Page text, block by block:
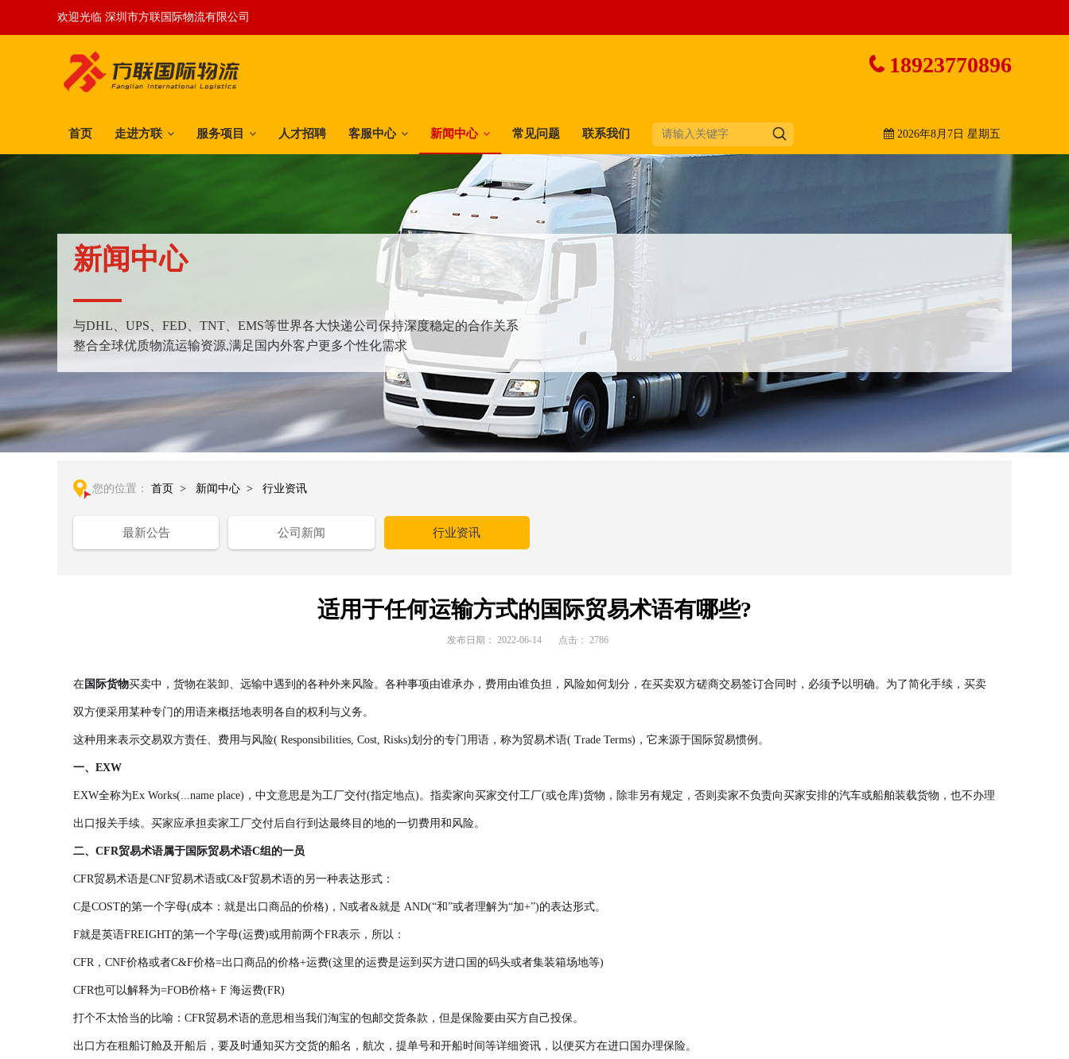
欢迎光临 深圳市方联国际物流有限公司
18923770896
首页 走进方联 服务项目 人才招聘 客服中心 新闻中心 常见问题 联系我们 2026年8月7日 星期五
新闻中心
与DHL、UPS、FED、TNT、EMS等世界各大快递公司保持深度稳定的合作关系
整合全球优质物流运输资源,满足国内外客户更多个性化需求
您的位置： 首页 > 新闻中心 > 行业资讯
最新公告 公司新闻 行业资讯
适用于任何运输方式的国际贸易术语有哪些?
发布日期： 2022-06-14 点击： 2786
在国际货物买卖中，货物在装卸、远输中遇到的各种外来风险。各种事项由谁承办，费用由谁负担，风险如何划分，在买卖双方磋商交易签订合同时，必须予以明确。 为了简化手续，买卖
双方便采用某种专门的用语来概括地表明各自的权利与义务。
这种用来表示交易双方责任、费用与风险( Responsibilities, Cost, Risks)划分的专门用语，称为贸易术语( Trade Terms)，它来源于国际贸易惯例。
一、EXW
EXW全称为Ex Works(...name place)，中文意思是为工厂交付(指定地点)。指卖家向买家交付工厂(或仓库)货物，除非另有规定，否则卖家不负责向买家安排的汽车或船舶装载货物，也不办理
出口报关手续。买家应承担卖家工厂交付后自行到达最终目的地的一切费用和风险。
二、CFR贸易术语属于国际贸易术语C组的一员
CFR贸易术语是CNF贸易术语或C&F贸易术语的另一种表达形式：
C是COST的第一个字母(成本：就是出口商品的价格)，N或者&就是 AND(“和”或者理解为“加+”)的表达形式。
F就是英语FREIGHT的第一个字母(运费)或用前两个FR表示，所以：
CFR，CNF价格或者C&F价格=出口商品的价格+运费(这里的运费是运到买方进口国的码头或者集装箱场地等)
CFR也可以解释为=FOB价格+ F 海运费(FR)
打个不太恰当的比喻：CFR贸易术语的意思相当我们淘宝的包邮交货条款，但是保险要由买方自己投保。
出口方在租船订舱及开船后，要及时通知买方交货的船名，航次，提单号和开船时间等详细资讯，以便买方在进口国办理保险。